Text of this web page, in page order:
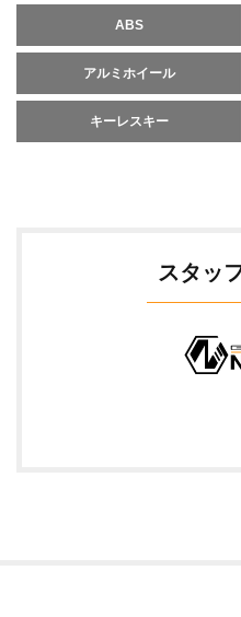
ABS
アルミホイール
キーレスキー
スタッ